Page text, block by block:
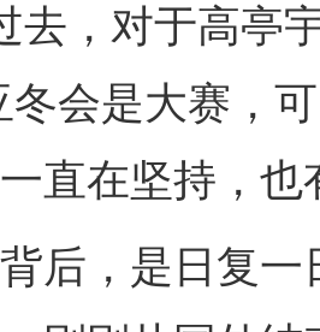
去，对于高亭
冬会是大赛，
直在坚持，也
，是日复一